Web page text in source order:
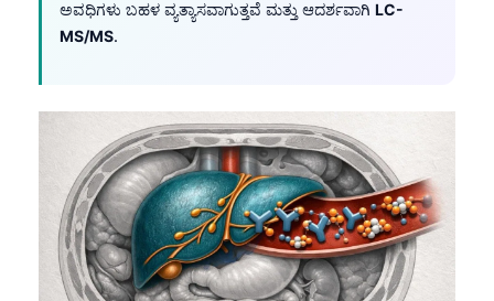
ಅವಧಿಗಳು ಬಹಳ ವ್ಯತ್ಯಾಸವಾಗುತ್ತವೆ ಮತ್ತು ಆದರ್ಶವಾಗಿ LC-
MS/MS.